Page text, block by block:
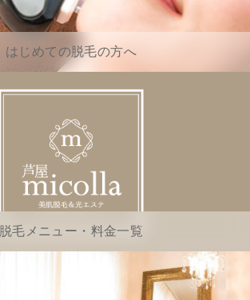
はじめての脱毛の方へ
脱毛メニュー・料金一覧